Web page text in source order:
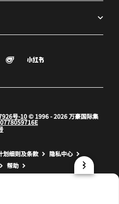
扫
博
窗口
飞猪
打开新窗口打开新窗口
号-10© 1996 - 2026 万豪国际集
窗口
划细则及条款 打开新窗口
隐私中心
帮助
77611FBF8658,rel-R24.9.4